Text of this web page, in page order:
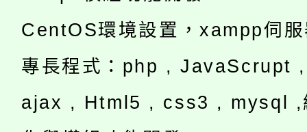
CentOS環境設置，xampp伺
專長程式：php , JavaScrupt
ajax , Html5 , css3 , mysql ,